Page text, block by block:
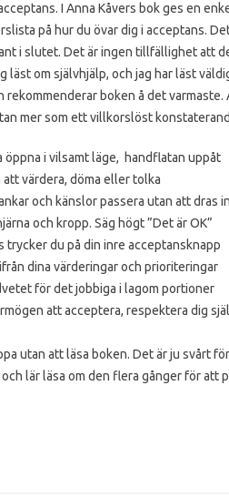
I Anna Kåvers bok ges en
på hur du övar dig i acceptans.
i slutet. Det är ingen tillfällighet att
läst om självhjälp, och jag har läst
boken å det varmaste.
mer som ett villkorslöst
i vilsamt läge, handflatan uppåt
värdera, döma eller tolka
och känslor passera utan att dras in
och kropp. Säg högt ”Det är OK”
trycker du på din inre acceptansknapp
dina värderingar och prioriteringar
för det jobbiga i lagom portioner
att acceptera, respektera dig
utan att läsa boken. Det är ju svårt
lär läsa om den flera gånger för att